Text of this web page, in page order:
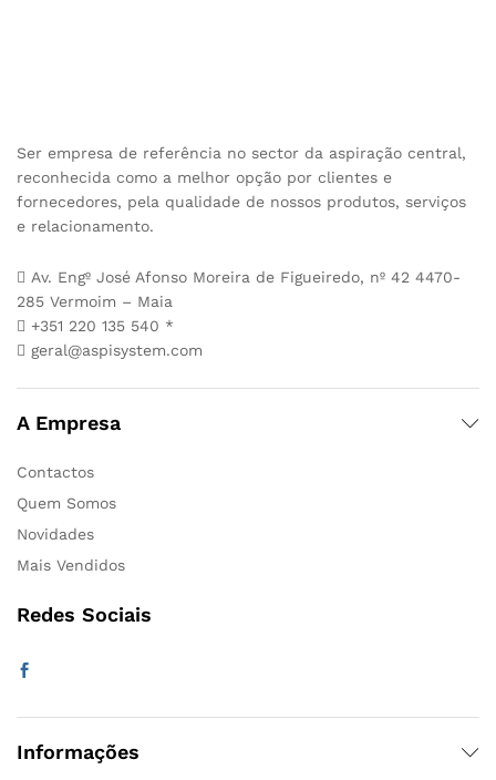
Ser empresa de referência no sector da aspiração central,
reconhecida como a melhor opção por clientes e
fornecedores, pela qualidade de nossos produtos, serviços
e relacionamento.
Av. Engº José Afonso Moreira de Figueiredo, nº 42 4470-
285 Vermoim – Maia
+351 220 135 540 *
geral@aspisystem.com
A Empresa
Contactos
Quem Somos
Novidades
Mais Vendidos
Redes Sociais
Informações